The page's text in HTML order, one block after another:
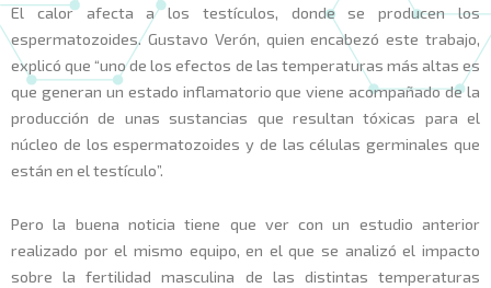
El calor afecta a los testículos, donde se producen los
espermatozoides. Gustavo Verón, quien encabezó este trabajo,
explicó que “uno de los efectos de las temperaturas más altas es
que generan un estado inflamatorio que viene acompañado de la
producción de unas sustancias que resultan tóxicas para el
núcleo de los espermatozoides y de las células germinales que
están en el testículo”.
Pero la buena noticia tiene que ver con un estudio anterior
realizado por el mismo equipo, en el que se analizó el impacto
sobre la fertilidad masculina de las distintas temperaturas